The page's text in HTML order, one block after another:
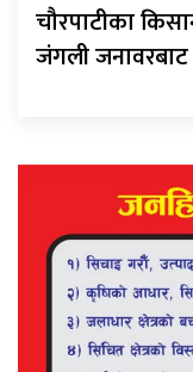
चौरपाटीका
जंगली